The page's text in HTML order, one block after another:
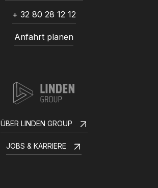
+ 32 80 28 12 12
Anfahrt planen
ÜBER LINDEN GROUP
JOBS & KARRIERE